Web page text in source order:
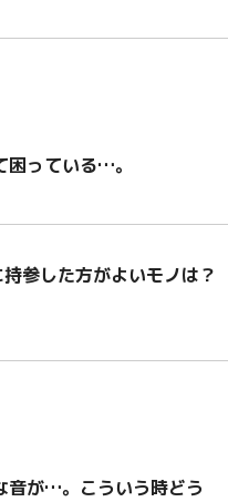
っている…。
参した方がよいモノは？
音が…。こういう時どう